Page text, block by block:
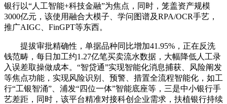
银行以“人工智能+科技金融”为焦点，同时，笼盖资产规模
3000亿元，该使用融合大模子、学问图谱及RPA/OCR手艺，
推广AIGC、FinGPT等东西。
提拔审批精确性，单据品种同比增加41.95%，正在反洗
钱范畴，每日加工约1.27亿笔买卖流水数据，大幅降低人工录
入误差取操做成本。“智贷通”实现智能化消息捕获、风险阐发
等焦点功能，实现风险识别、预警、措置全流程智能化，如工
行“工银智涌”、浦发“四位一体”智能底座等，三是中小银行手
艺差距，同时，该平台精准对接科创企业需求，扶植银行持续